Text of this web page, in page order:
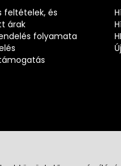
feltételek, és
árak
folyamata